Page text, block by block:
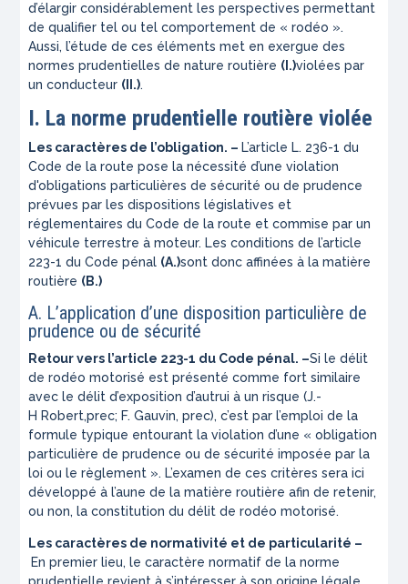
d’élargir considérablement les perspectives permettant
de qualifier tel ou tel comportement de « rodéo ».
Aussi, l’étude de ces éléments met en exergue des
normes prudentielles de nature routière (I.)violées par
un conducteur (II.).
I. La norme prudentielle routière violée
Les caractères de l’obligation. – L’article L. 236-1 du
Code de la route pose la nécessité d’une violation
d'obligations particulières de sécurité ou de prudence
prévues par les dispositions législatives et
réglementaires du Code de la route et commise par un
véhicule terrestre à moteur. Les conditions de l’article
223-1 du Code pénal (A.)sont donc affinées à la matière
routière (B.)
A. L’application d’une disposition particulière de
prudence ou de sécurité
Retour vers l’article 223-1 du Code pénal. –Si le délit
de rodéo motorisé est présenté comme fort similaire
avec le délit d’exposition d’autrui à un risque (J.-
H Robert,prec; F. Gauvin,prec), c’est par l’emploi de la
formule typique entourant la violation d’une « obligation
particulière de prudence ou de sécurité imposée par la
loi ou le règlement ». L’examen de ces critères sera ici
développé à l’aune de la matière routière afin de retenir,
ou non, la constitution du délit de rodéo motorisé.
Les caractères de normativité et de particularité –
En premier lieu, le caractère normatif de la norme